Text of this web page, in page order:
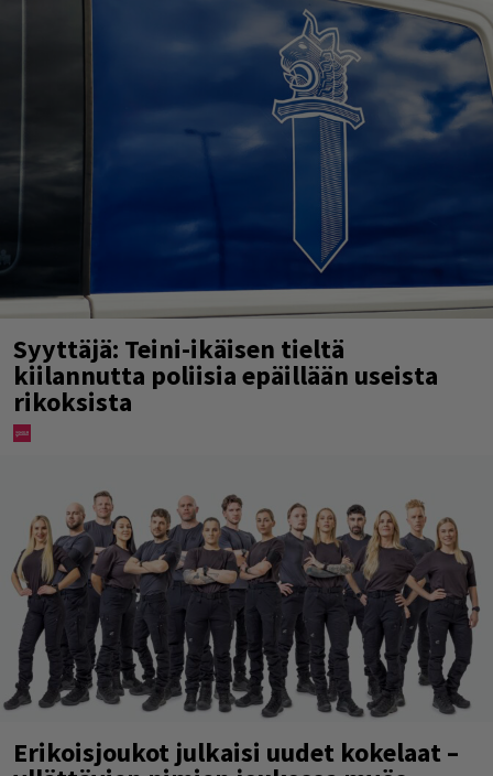
Syyttäjä: Teini-ikäisen tieltä
kiilannutta poliisia epäillään useista
rikoksista
Erikoisjoukot julkaisi uudet kokelaat –